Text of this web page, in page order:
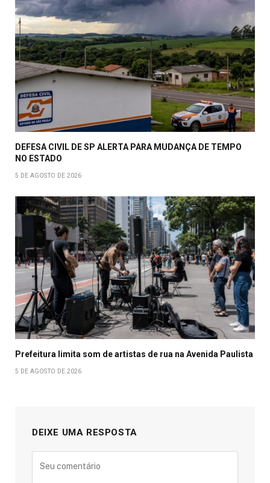
DEFESA CIVIL DE SP ALERTA PARA MUDANÇA DE TEMPO
NO ESTADO
5 DE AGOSTO DE 2026
Prefeitura limita som de artistas de rua na Avenida Paulista
5 DE AGOSTO DE 2026
DEIXE UMA RESPOSTA